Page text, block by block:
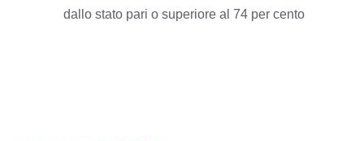
dallo stato pari o superiore al 74 per cento